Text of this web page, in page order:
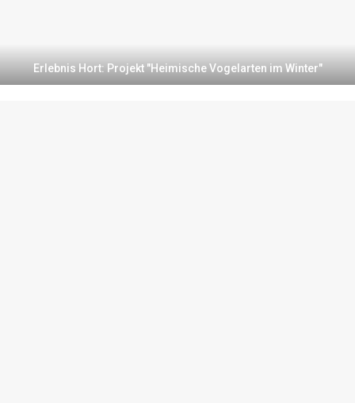
Erlebnis Hort: Projekt "Heimische Vogelarten im Winter"